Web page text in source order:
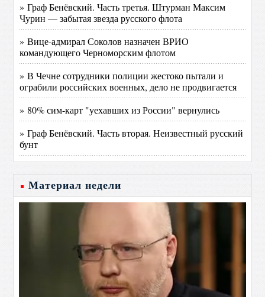
» Граф Бенёвский. Часть третья. Штурман Максим
Чурин — забытая звезда русского флота
» Вице-адмирал Соколов назначен ВРИО
командующего Черноморским флотом
» В Чечне сотрудники полиции жестоко пытали и
ограбили российских военных, дело не продвигается
» 80% сим-карт "уехавших из России" вернулись
» Граф Бенёвский. Часть вторая. Неизвестный русский
бунт
Материал недели